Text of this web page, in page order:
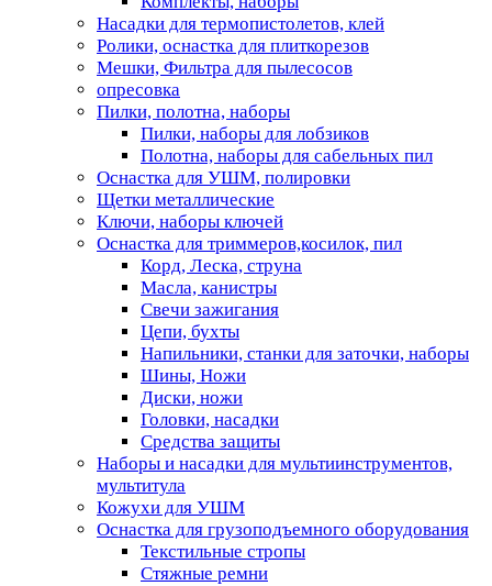
Насадки для термопистолетов, клей
Ролики, оснастка для плиткорезов
Мешки, Фильтра для пылесосов
опресовка
Пилки, полотна, наборы
Пилки, наборы для лобзиков
Полотна, наборы для сабельных пил
Оснастка для УШМ, полировки
Щетки металлические
Ключи, наборы ключей
Оснастка для триммеров,косилок, пил
Корд, Леска, струна
Масла, канистры
Свечи зажигания
Цепи, бухты
Напильники, станки для заточки, наборы
Шины, Ножи
Диски, ножи
Головки, насадки
Средства защиты
Наборы и насадки для мультиинструментов,
мультитула
Кожухи для УШМ
Оснастка для грузоподъемного оборудования
Текстильные стропы
Стяжные ремни